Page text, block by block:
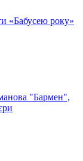
«Бабусею року»
"Бармен",